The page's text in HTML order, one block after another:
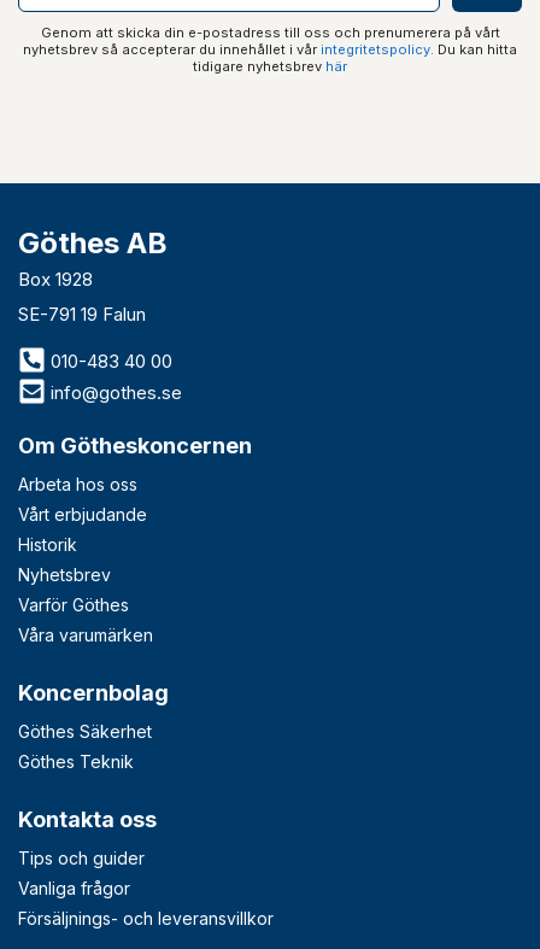
Genom att skicka din e-postadress till oss och prenumerera på vårt
nyhetsbrev så accepterar du innehållet i vår integritetspolicy. Du kan hitta
tidigare nyhetsbrev här
Göthes AB
Box 1928
SE-791 19 Falun
010-483 40 00
info@gothes.se
Om Götheskoncernen
Arbeta hos oss
Vårt erbjudande
Historik
Nyhetsbrev
Varför Göthes
Våra varumärken
Koncernbolag
Göthes Säkerhet
Göthes Teknik
Kontakta oss
Tips och guider
Vanliga frågor
Försäljnings- och leveransvillkor